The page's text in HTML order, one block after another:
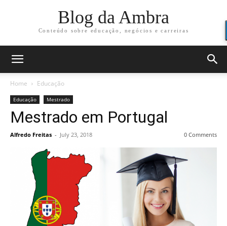
Blog da Ambra
Conteúdo sobre educação, negócios e carreiras
Home Educação
Educação Mestrado
Mestrado em Portugal
Alfredo Freitas - July 23, 2018 0 Comments